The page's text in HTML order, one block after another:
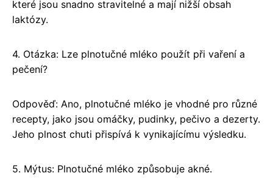
které jsou snadno stravitelné a mají nižší obsah
laktózy.
4. Otázka: Lze plnotučné mléko použít při vaření a
pečení?
Odpověď: Ano, plnotučné mléko je vhodné pro různé
recepty, jako jsou omáčky, pudinky, pečivo a dezerty.
Jeho plnost chuti přispívá k vynikajícímu výsledku.
5. Mýtus: Plnotučné mléko způsobuje akné.